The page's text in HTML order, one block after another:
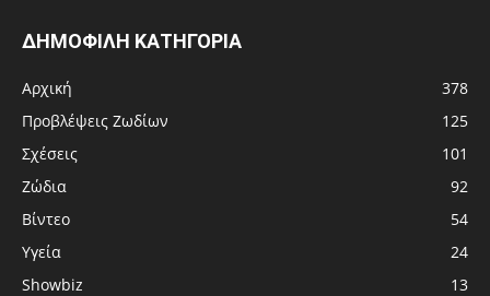
ΔΗΜΟΦΙΛΗ ΚΑΤΗΓΟΡΙΑ
Αρχική
378
Προβλέψεις Ζωδίων
125
Σχέσεις
101
Ζώδια
92
Βίντεο
54
Υγεία
24
Showbiz
13